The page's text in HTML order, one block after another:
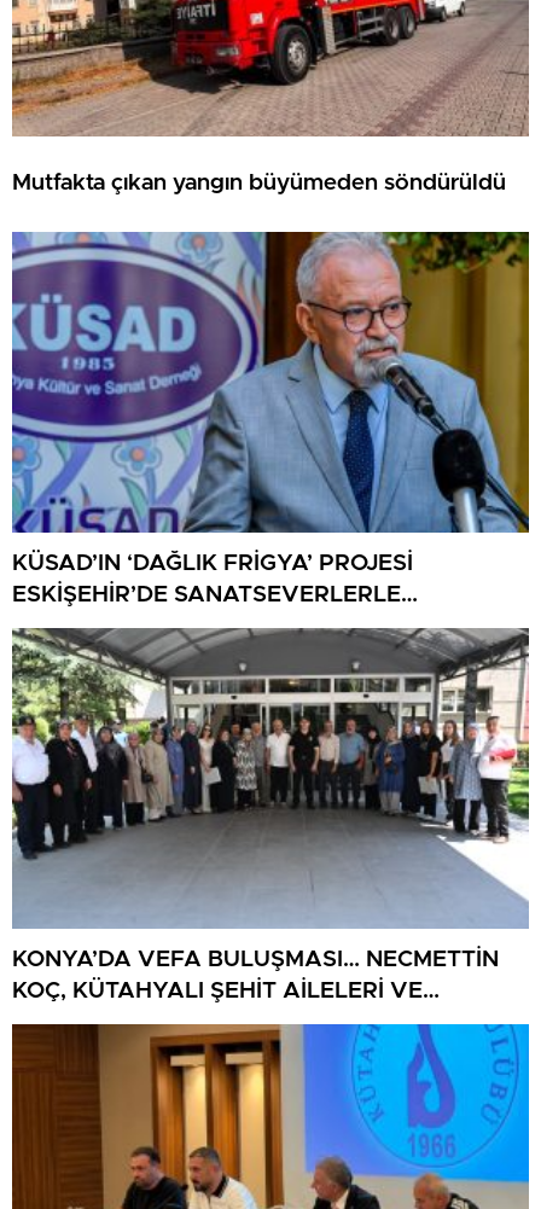
Mutfakta çıkan yangın büyümeden söndürüldü
KÜSAD’IN ‘DAĞLIK FRİGYA’ PROJESİ
ESKİŞEHİR’DE SANATSEVERLERLE
BULUŞUYOR
KONYA’DA VEFA BULUŞMASI… NECMETTİN
KOÇ, KÜTAHYALI ŞEHİT AİLELERİ VE
GAZİLERİ AĞIRLADI